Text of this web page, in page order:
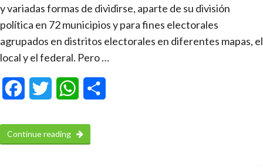
y variadas formas de dividirse, aparte de su división
política en 72 municipios y para fines electorales
agrupados en distritos electorales en diferentes mapas, el
local y el federal. Pero …
FacebookTwitter WhatsApp
Continue reading